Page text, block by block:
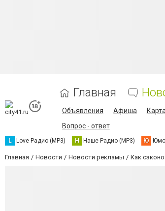
Главная
Объявления Афиша
Вопрос - ответ
L Love Радио (MP3) Н Наше Радио (MP3) Ю
Главная Новости Новости рекламы Как